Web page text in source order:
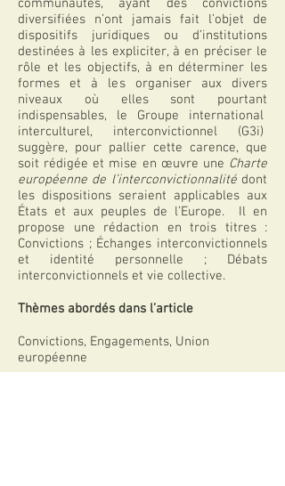
communautés, ayant des convictions
diversifiées n’ont jamais fait l’objet de
dispositifs juridiques ou d’institutions
destinées à les expliciter, à en préciser le
rôle et les objectifs, à en déterminer les
formes et à les organiser aux divers
niveaux où elles sont pourtant
indispensables, le Groupe international
interculturel, interconvictionnel (G3i)
suggère, pour pallier cette carence, que
soit rédigée et mise en œuvre une Charte
européenne de l’interconvictionnalitédont
les dispositions seraient applicables aux
États et aux peuples de l’Europe. Il en
propose une rédaction en trois titres :
Convictions ; Échanges interconvictionnels
et identité personnelle ; Débats
interconvictionnels et vie collective.
Thèmes abordés dans l’article
Convictions, Engagements, Union
européenne